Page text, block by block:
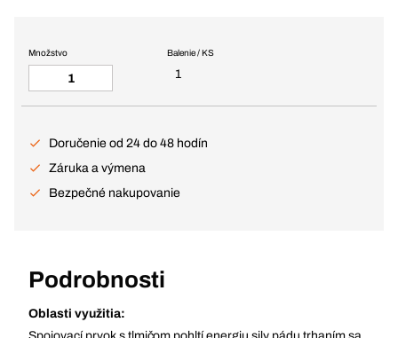
Balenie / KS
1
Množstvo
Doručenie od 24 do 48 hodín
Záruka a výmena
Bezpečné nakupovanie
Podrobnosti
Oblasti využitia: